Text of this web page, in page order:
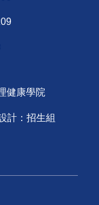
康學院
：招生組